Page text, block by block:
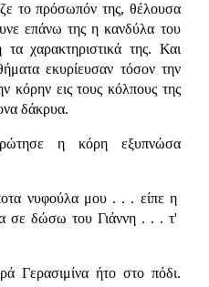
το πρόσωπόν της, θέλουσα
επάνω της η κανδύλα του
χαρακτηριστικά της. Και
εκυρίευσαν τόσον την
κόρην εις τους κόλπους της
δάκρυα.
η κόρη εξυπνώσα
νυφούλα μου . . . είπε η
σε δώσω του Γιάννη . . . τ'
Γερασιμίνα ήτο στο πόδι.